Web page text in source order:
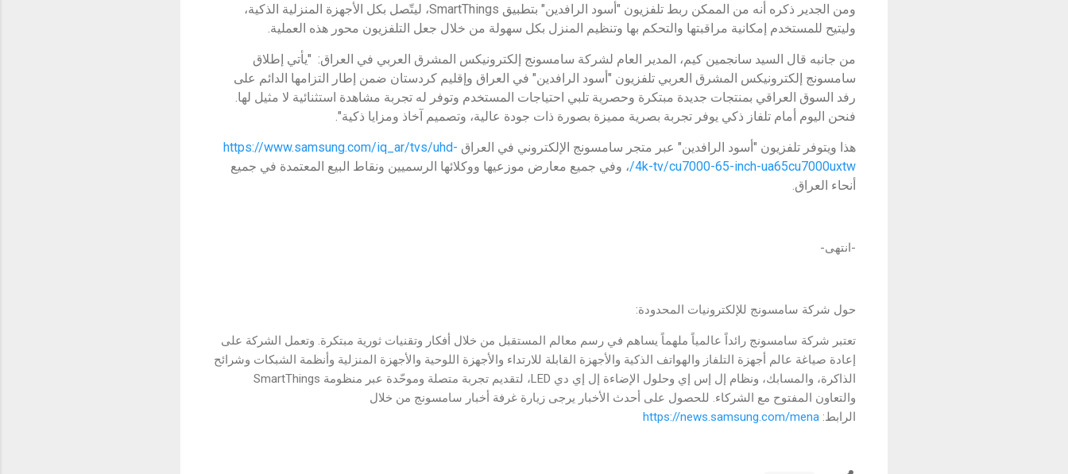
ومن الجدير ذكره أنه من الممكن ربط تلفزيون "أسود الرافدين" بتطبيق SmartThings، ليتّصل بكل الأجهزة المنزلية الذكية،
وليتيح للمستخدم إمكانية مراقبتها والتحكم بها وتنظيم المنزل بكل سهولة من خلال جعل التلفزيون محور هذه العملية.
من جانبه قال السيد سانجمين كيم، المدير العام لشركة سامسونج إلكترونيكس المشرق العربي في العراق: "يأتي إطلاق
سامسونج إلكترونيكس المشرق العربي تلفزيون "أسود الرافدين" في العراق وإقليم كردستان ضمن إطار التزامها الدائم على
رفد السوق العراقي بمنتجات جديدة مبتكرة وحصرية تلبي احتياجات المستخدم وتوفر له تجربة مشاهدة استثنائية لا مثيل لها.
فنحن اليوم أمام تلفاز ذكي يوفر تجربة بصرية مميزة بصورة ذات جودة عالية، وتصميم آخاذ ومزايا ذكية".
هذا ويتوفر تلفزيون "أسود الرافدين" عبر متجر سامسونج الإلكتروني في العراق https://www.samsung.com/iq_ar/tvs/uhd-
4k-tv/cu7000-65-inch-ua65cu7000uxtw/ ، وفي جميع معارض موزعيها ووكلائها الرسميين ونقاط البيع المعتمدة في جميع
أنحاء العراق.
-انتهى-
حول شركة سامسونج للإلكترونيات المحدودة:
تعتبر شركة سامسونج رائداً عالمياً ملهماً يساهم في رسم معالم المستقبل من خلال أفكار وتقنيات ثورية مبتكرة. وتعمل الشركة على
إعادة صياغة عالم أجهزة التلفاز والهواتف الذكية والأجهزة القابلة للارتداء والأجهزة اللوحية والأجهزة المنزلية وأنظمة الشبكات وشرائح
الذاكرة، والمسابك، ونظام إل إس إي وحلول الإضاءة إل إي دي LED، لتقديم تجربة متصلة وموحّدة عبر منظومة SmartThings
والتعاون المفتوح مع الشركاء. للحصول على أحدث الأخبار يرجى زيارة غرفة أخبار سامسونج من خلال
الرابط: https://news.samsung.com/mena